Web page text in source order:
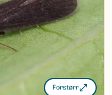
Forstørr